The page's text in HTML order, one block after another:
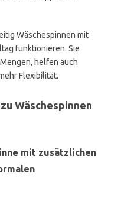
Wäschespinnen mit
funktionieren. Sie
helfen auch
Flexibilität.
Wäschespinnen
mit zusätzlichen